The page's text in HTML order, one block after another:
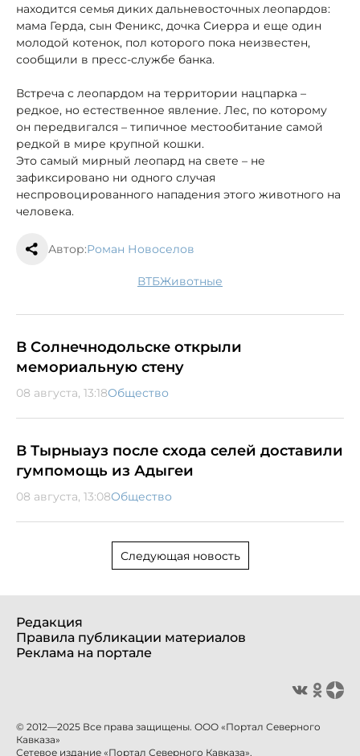
находится семья диких дальневосточных леопардов:
мама Герда, сын Феникс, дочка Сиерра и еще один
молодой котенок, пол которого пока неизвестен,
сообщили в пресс-службе банка.
Встреча с леопардом на территории нацпарка –
редкое, но естественное явление. Лес, по которому
он передвигался – типичное местообитание самой
редкой в мире крупной кошки.
Это самый мирный леопард на свете – не
зафиксировано ни одного случая
неспровоцированного нападения этого животного на
человека.
Автор:Роман Новоселов
ВТБ животные
В Солнечнодольске открыли
мемориальную стену
08 августа, 13:18Общество
В Тырныауз после схода селей доставили
гумпомощь из Адыгеи
08 августа, 13:08Общество
Следующая новость
Редакция
Правила публикации материалов
Реклама на портале
© 2012—2025 Все права защищены. ООО «Портал Северного
Кавказа»
Сетевое издание «Портал Северного Кавказа».